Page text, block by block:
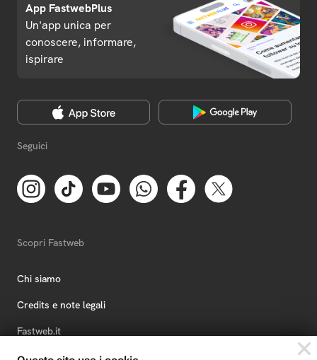
App FastwebPlus
Un'app unica per
conoscere, informare,
ispirare
Seguici
Scopri Fastweb
Chi siamo
Credits e note legali
Fastweb.it